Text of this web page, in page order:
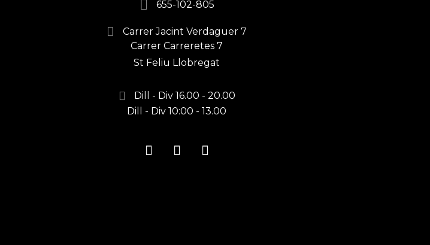
655-102-805
Carrer Jacint Verdaguer 7
Carrer Carreretes 7
St Feliu Llobregat
Dill - Div 16.00 - 20.00
Dill - Div 10:00 - 13.00